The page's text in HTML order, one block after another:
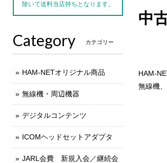
中
HAM-
無線機
除いて送料当店持ちとなります。
Category カテゴリー
HAM-NETオリジナル商品
無線機・周辺機器
デジタルコンテンツ
ICOMヘッドセットアダプタ
JARL会費 新規入会／継続会